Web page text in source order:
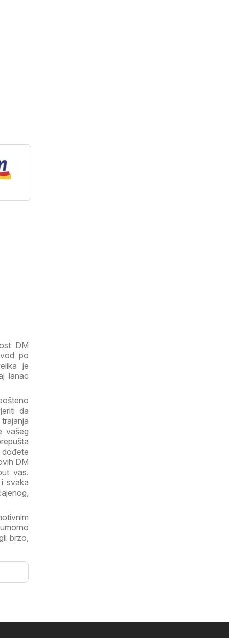
DM
po
je
lanac
da
vašeg
dođete
DM
vas.
svaka
brzo,